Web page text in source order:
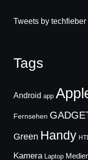
Tweets by techfieber
Tags
Android app
Fernsehen
Green Handy
Kamera Laptop